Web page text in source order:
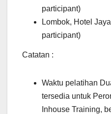
participant)
Lombok, Hotel
participant)
Catatan :
Waktu pelatihan
tersedia untuk
Inhouse Training,